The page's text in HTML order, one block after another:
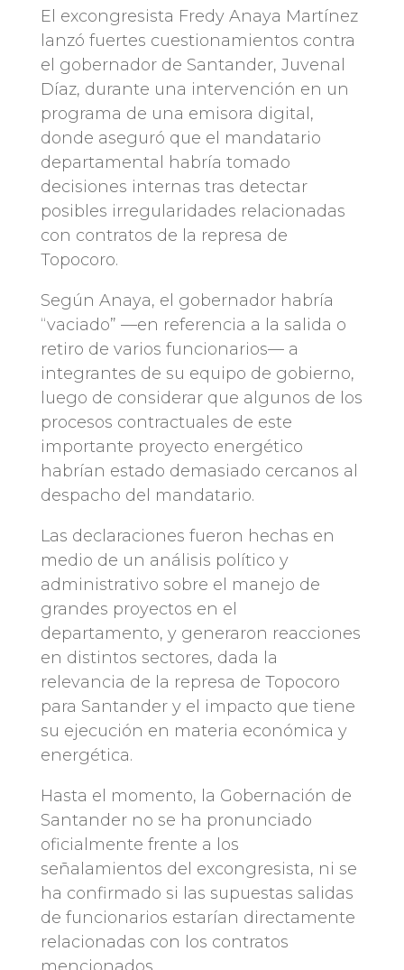
El excongresista Fredy Anaya Martínez
lanzó fuertes cuestionamientos contra
el gobernador de Santander, Juvenal
Díaz, durante una intervención en un
programa de una emisora digital,
donde aseguró que el mandatario
departamental habría tomado
decisiones internas tras detectar
posibles irregularidades relacionadas
con contratos de la represa de
Topocoro.
Según Anaya, el gobernador habría
“vaciado” —en referencia a la salida o
retiro de varios funcionarios— a
integrantes de su equipo de gobierno,
luego de considerar que algunos de los
procesos contractuales de este
importante proyecto energético
habrían estado demasiado cercanos al
despacho del mandatario.
Las declaraciones fueron hechas en
medio de un análisis político y
administrativo sobre el manejo de
grandes proyectos en el
departamento, y generaron reacciones
en distintos sectores, dada la
relevancia de la represa de Topocoro
para Santander y el impacto que tiene
su ejecución en materia económica y
energética.
Hasta el momento, la Gobernación de
Santander no se ha pronunciado
oficialmente frente a los
señalamientos del excongresista, ni se
ha confirmado si las supuestas salidas
de funcionarios estarían directamente
relacionadas con los contratos